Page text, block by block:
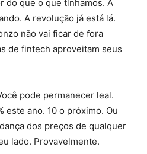
do que o que tínhamos. A
A revolução já está lá.
não vai ficar de fora
de fintech aproveitam seus
pode permanecer leal.
este ano. 10 o próximo. Ou
dos preços de qualquer
lado. Provavelmente.